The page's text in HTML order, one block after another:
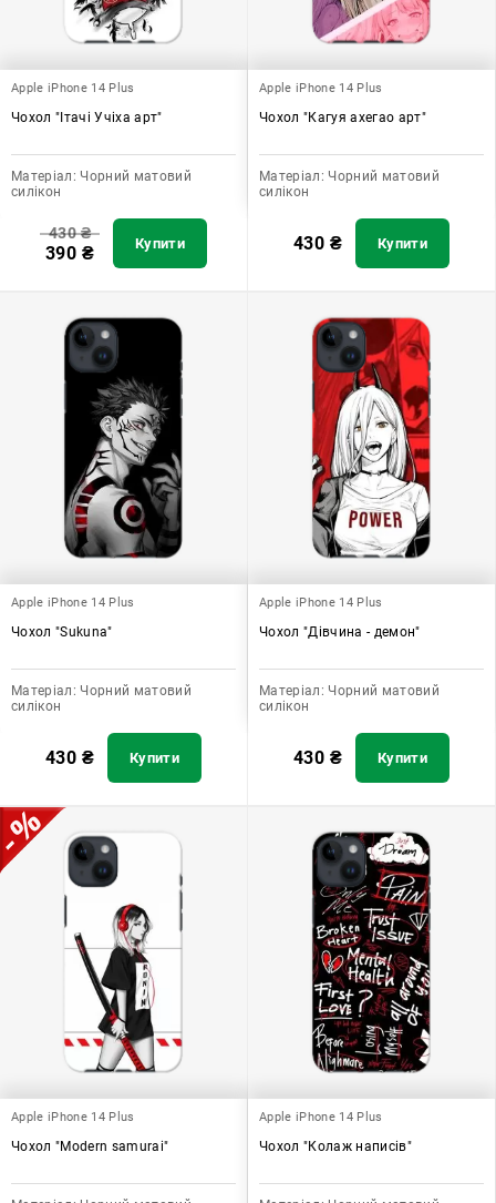
Apple iPhone 14 Plus
Чохол "Ітачі Учіха арт"
Матеріал: Чорний матовий
силікон
430₴
390 ₴ Купити
Apple iPhone 14 Plus
Чохол "Кагуя ахегао арт"
Матеріал: Чорний матовий
силікон
430 ₴ Купити
Apple iPhone 14 Plus
Чохол "Sukuna"
Матеріал: Чорний матовий
силікон
430 ₴ Купити
Apple iPhone 14 Plus
Чохол "Дівчина - демон"
Матеріал: Чорний матовий
силікон
430 ₴ Купити
Apple iPhone 14 Plus
Чохол "Modern samurai"
Apple iPhone 14 Plus
Чохол "Колаж написів"